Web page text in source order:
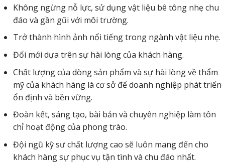
Không ngừng nỗ lực, sử dụng vật liệu bê tông nhẹ chu
đáo và gần gũi với môi trường.
Trở thành hình ảnh nổi tiếng trong ngành vật liệu nhẹ.
Đổi mới dựa trên sự hài lòng của khách hàng.
Chất lượng của dòng sản phẩm và sự hài lòng về thẩm
mỹ của khách hàng là cơ sở để doanh nghiệp phát triển
ổn định và bền vững.
Đoàn kết, sáng tạo, bài bản và chuyên nghiệp làm tôn
chỉ hoạt động của phong trào.
Đội ngũ kỹ sư chất lượng cao sẽ luôn mang đến cho
khách hàng sự phục vụ tận tình và chu đáo nhất.